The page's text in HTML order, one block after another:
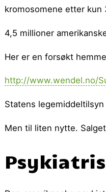
kromosomene etter kun
4,5 millioner
Her er en forsøkt
http://www.wendel.no/
Statens
Men til liten nytte.